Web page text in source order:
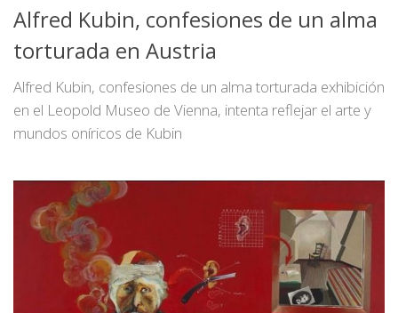
Alfred Kubin, confesiones de un alma
torturada en Austria
Alfred Kubin, confesiones de un alma torturada exhibición
en el Leopold Museo de Vienna, intenta reflejar el arte y
mundos oníricos de Kubin